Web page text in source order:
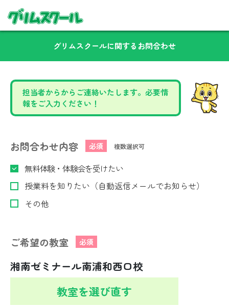
グリムスクールに関するお問合わせ
担当者からからご連絡いたします。必要情
報をご入力ください！
お問合わせ内容 必須 複数選択可
無料体験・体験会を受けたい
授業料を知りたい（自動返信メールでお知らせ）
その他
ご希望の教室 必須
湘南ゼミナール南浦和西口校
教室を選び直す